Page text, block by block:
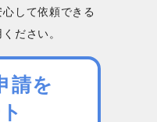
して依頼できる
ださい。
請を